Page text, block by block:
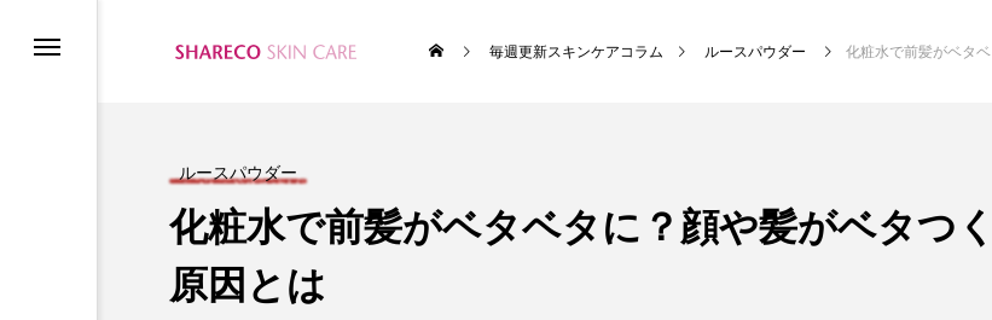
毎週更新スキンケアコラム ルースパウダー 化粧水で前髪がベタベタに？顔や髪がベタつく原因とは
ルースパウダー
化粧水で前髪がベタベタに？顔や髪がベタつく
原因とは